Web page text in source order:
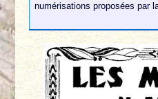
numérisations proposées par